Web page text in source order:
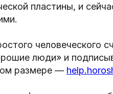
пластины, и
человеческого
люди» и
размере —